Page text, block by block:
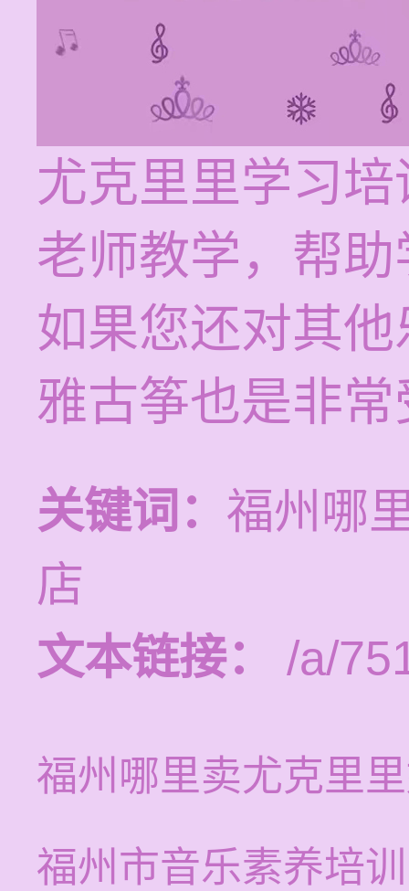
尤克里里学习
老师教学，帮
如果您还对其
雅古筝也是非
关键词： 福州哪
店
文本链接：
/a/
福州哪里卖尤克里
福州市音乐素养培训